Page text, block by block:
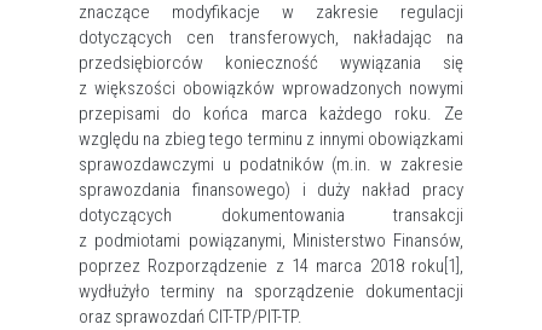
znaczące modyfikacje w zakresie regulacji
dotyczących cen transferowych, nakładając na
przedsiębiorców konieczność wywiązania się
z większości obowiązków wprowadzonych nowymi
przepisami do końca marca każdego roku. Ze
względu na zbieg tego terminu z innymi obowiązkami
sprawozdawczymi u podatników (m.in. w zakresie
sprawozdania finansowego) i duży nakład pracy
dotyczących dokumentowania transakcji
z podmiotami powiązanymi, Ministerstwo Finansów,
poprzez Rozporządzenie z 14 marca 2018 roku [1] ,
wydłużyło terminy na sporządzenie dokumentacji
oraz sprawozdań CIT-TP/PIT-TP.